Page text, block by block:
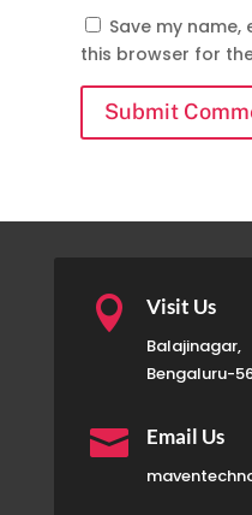
Save my name,
this browser for
Submit
 Visit Us
Balajinagar,
Bengaluru-
 Email Us